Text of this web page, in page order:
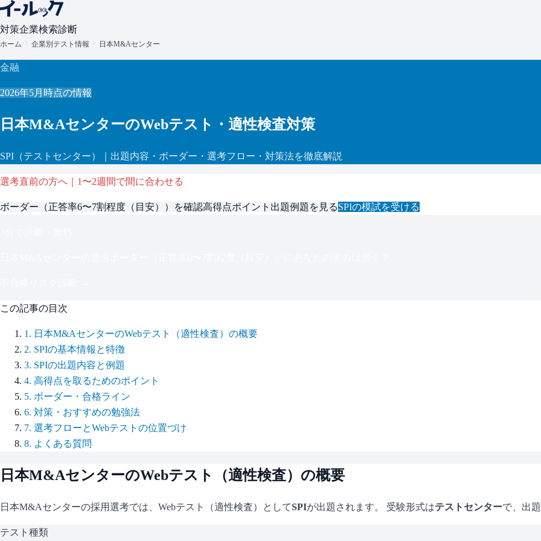
対策企業検索診断
ホーム 企業別テスト情報 日本M&Aセンター
金融
2026年5月 時点の情報
日本M&AセンターのWebテスト・適性検査対策
SPI （テストセンター） ｜出題内容・ボーダー・選考フロー・対策法を徹底解説
選考直前の方へ｜1〜2週間で間に合わせる
ボーダー（正答率6〜7割程度（目安） ）を確認高得点ポイント 出題例題を見るSPIの模試を受ける
この記事の目次
1 . 日本M&AセンターのWebテスト（適性検査）の概要
2. SPIの基本情報と特徴
3. SPIの出題内容と例題
4. 高得点を取るためのポイント
5. ボーダー・合格ライン
6. 対策・おすすめの勉強法
7. 選考フローとWebテストの位置づけ
8. よくある質問
日本M&AセンターのWebテスト（適性検査）の概要
日本M&Aセンターの採用選考では、Webテスト（適性検査）としてSPIが出題されます。 受験形式はテストセンターで、 出
テスト種類